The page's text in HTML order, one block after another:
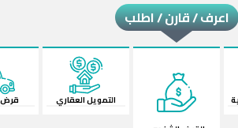
اعرف / قارن / اطلب
قرض السيارة